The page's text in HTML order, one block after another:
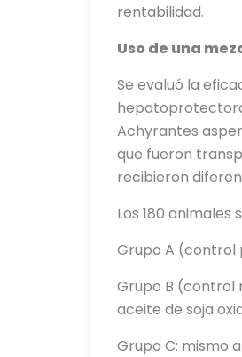
rentabilidad.
Uso de una
Se evaluó la
Achyrantes
que fueron
recibieron
Los 180
Grupo A (control
Grupo B (control
aceite de soja
Grupo C: mismo